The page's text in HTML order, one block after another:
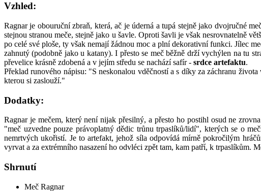
Vzhled:
Ragnar je obouruční zbraň, která, ač je úderná a tupá stejně jako dvojručné
stejnou stranou meče, stejně jako u šavle. Oproti šavli je však nesrovnatelně
po celé své ploše, ty však nemají žádnou moc a plní dekorativní funkci. Jílec
zahnutý (podobně jako u katany). I přesto se meč běžně drží vychýlen na tu
převelice krásně zdobená a v jejím středu se nachází safír - srdce artefaktu.
Překlad runového nápisu: "S neskonalou vděčností a s díky za záchranu
kterou si zaslouží."
Dodatky:
Ragnar je mečem, který není nijak přesilný, a přesto ho postihl osud ne
"meč uzvedne pouze právoplatný dědic trůnu trpaslíků/lidí", kterých se o
nemrtvých ukořistí. Je to artefakt, jehož síla odpovídá mírně pokročilým
vyrvat a za extrémního nasazení ho odvléci zpět tam, kam patří, k trpaslíkům.
Shrnutí
Meč Ragnar